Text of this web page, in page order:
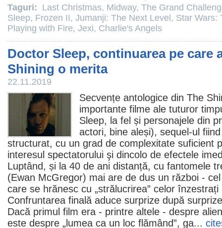
Taguri: Last Christmas, Midway, The Grand
Sleep, Frozen II, Jumanji: The Next Level , Star Wars:
Playing with Fire, Jexi, Charlie's Angels
Doctor Sleep, continuarea pe care
Shining o merita
22.11.2019
Secvențe antologice din The
importante filme ale tuturor
Sleep, la fel și personajele din
actori, bine aleși), sequel-ul
structurat, cu un grad de complexitate suficient
interesul spectatorului şi dincolo de efectele
Luptând, și la 40 de ani distanță, cu fantomele
(Ewan McGregor) mai are de dus un război -
care se hrănesc cu „strălucrirea” celor
Confruntarea finală aduce surprize după
Dacă primul film era - printre altele - despre
este despre „lumea ca un loc flămând”, ga...